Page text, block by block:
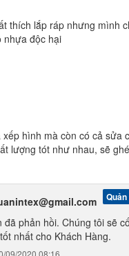
nhiều chi tiết cho bé cho
các hình khác nhau, bé
thích lắp ráp nhưng mình
nhựa độc hại
hình mà còn có cả sửa
lượng tót như nhau, sẽ
đã phản hồi. Chúng tôi sẽ
nhất cho Khách Hàng.
09/2020 08:16